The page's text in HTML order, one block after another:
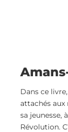
Dans ce
attachés aux
sa jeunesse,
Révolution.